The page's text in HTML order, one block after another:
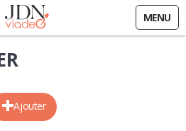
MENU
Ajouter